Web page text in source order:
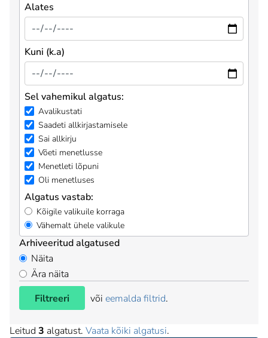
Alates
Kuni (k.a)
Sel vahemikul algatus:
Avalikustati
Saadeti allkirjastamisele
Sai allkirju
Võeti menetlusse
Menetleti lõpuni
Oli menetluses
Algatus vastab:
Kõigile valikuile korraga
Vähemalt ühele valikule
Arhiveeritud algatused
Näita
Ära näita
Filtreeri
või eemalda filtrid.
Leitud 3 algatust. Vaata kõiki algatusi.